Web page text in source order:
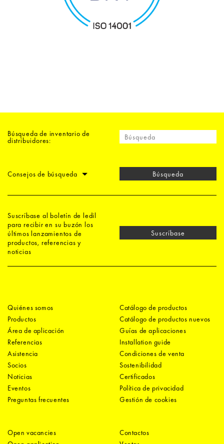
Búsqueda de inventario de
distribuidores:
Consejos de búsqueda Búsqueda
Suscríbase al boletín de ledil
para recibir en su buzón los
últimos lanzamientos de
productos, referencias y
noticias
Suscríbase
Quiénes somos
Productos
Área de aplicación
Referencias
Asistencia
Socios
Noticias
Eventos
Preguntas frecuentes
Catálogo de productos
Catálogo de productos nuevos
Guías de aplicaciones
Installation guide
Condiciones de venta
Sostenibilidad
Certificados
Política de privacidad
Gestión de cookies
Open vacancies
Contactos